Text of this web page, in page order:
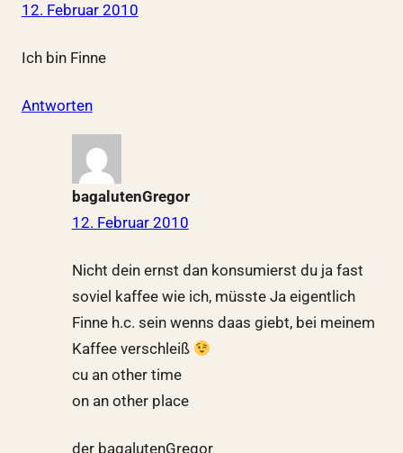
12. Februar 2010
Ich bin Finne
Antworten
bagalutenGregor
12. Februar 2010
Nicht dein ernst dan konsumierst du ja fast
soviel kaffee wie ich, müsste Ja eigentlich
Finne h.c. sein wenns daas giebt, bei meinem
Kaffee verschleiß
cu an other time
on an other place
der bagalutenGregor